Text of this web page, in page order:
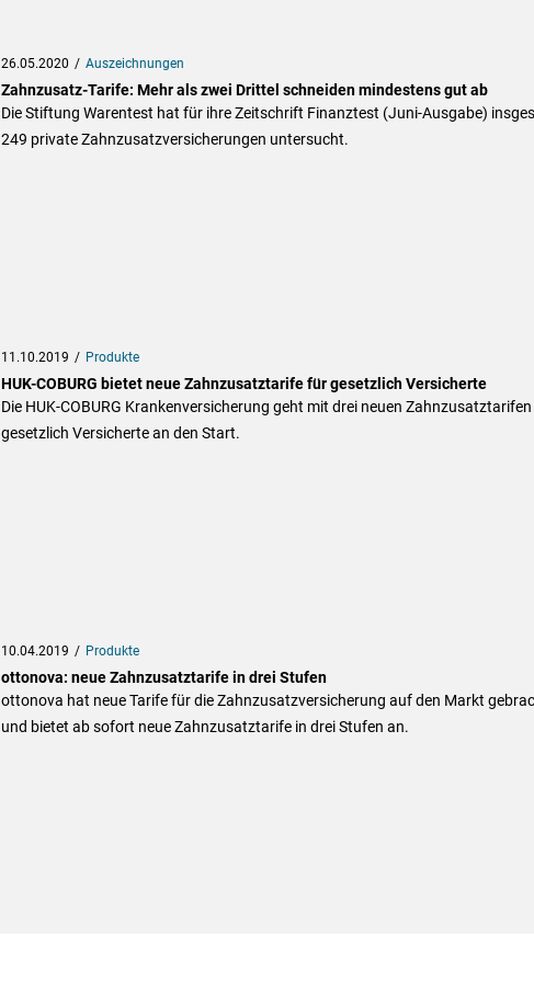
26.05.2020 Auszeichnungen
Zahnzusatz-Tarife: Mehr als zwei Drittel schneiden mindestens gut ab
Die Stiftung Warentest hat für ihre Zeitschrift Finanztest (Juni-Ausgabe)
249 private Zahnzusatzversicherungen untersucht.
11.10.2019 Produkte
HUK-COBURG bietet neue Zahnzusatztarife für gesetzlich Versicherte
Die HUK-COBURG Krankenversicherung geht mit drei neuen
gesetzlich Versicherte an den Start.
10.04.2019 Produkte
ottonova: neue Zahnzusatztarife in drei Stufen
ottonova hat neue Tarife für die Zahnzusatzversicherung auf den Markt
und bietet ab sofort neue Zahnzusatztarife in drei Stufen an.